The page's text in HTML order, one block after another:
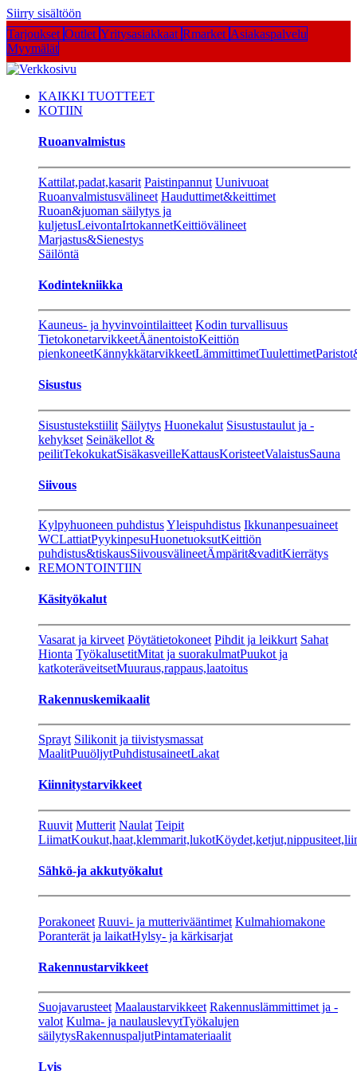
Siirry sisältöön
Tarjoukset Outlet Yritysasiakkaat Rmarket Asiakaspalvelu
Myymälät
KAIKKI TUOTTEET
KOTIIN
Ruoanvalmistus
Kattilat,padat,kasarit Paistinpannut Uunivuoat
Ruoanvalmistusvälineet Hauduttimet&keittimet
Ruoan&juoman säilytys ja
kuljetusLeivontaIrtokannetKeittiövälineet
Marjastus&Sienestys
Säilöntä
Kodintekniikka
Kauneus- ja hyvinvointilaitteet Kodin turvallisuus
TietokonetarvikkeetÄänentoistoKeittiön
pienkoneetKännykkätarvikkeetLämmittimetTuulettimet
Sisustus
Sisustustekstiilit Säilytys Huonekalut Sisustustaulut ja -
kehykset Seinäkellot &
peilitTekokukatSisäkasveilleKattausKoristeetValaistusSauna
Siivous
Kylpyhuoneen puhdistusYleispuhdistus Ikkunanpesuaineet
WCLattiatPyykinpesuHuonetuoksutKeittiön
puhdistus&tiskausSiivousvälineetÄmpärit&vaditKierrätys
REMONTOINTIIN
Käsityökalut
Vasarat ja kirveet Pöytätietokoneet Pihdit ja leikkurt Sahat
Hionta TyökalusetitMitat ja suorakulmatPuukot ja
katkoteräveitsetMuuraus,rappaus,laatoitus
Rakennuskemikaalit
Sprayt Silikonit ja tiivistysmassat
MaalitPuuöljytPuhdistusaineetLakat
Kiinnitystarvikkeet
Ruuvit Mutterit Naulat Teipit
LiimatKoukut,haat,klemmarit,lukot
Sähkö-ja akkutyökalut
Porakoneet Ruuvi- ja mutterivääntimet Kulmahiomakone
Poranterät ja laikatHylsy- ja kärkisarjat
Rakennustarvikkeet
Suojavarusteet Maalaustarvikkeet Rakennuslämmittimet ja -
valot Kulma- ja naulauslevytTyökalujen
säilytysRakennuspaljutPintamateriaalit
Lvis